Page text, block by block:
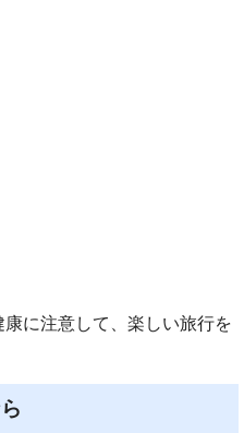
に注意して、楽しい旅行を